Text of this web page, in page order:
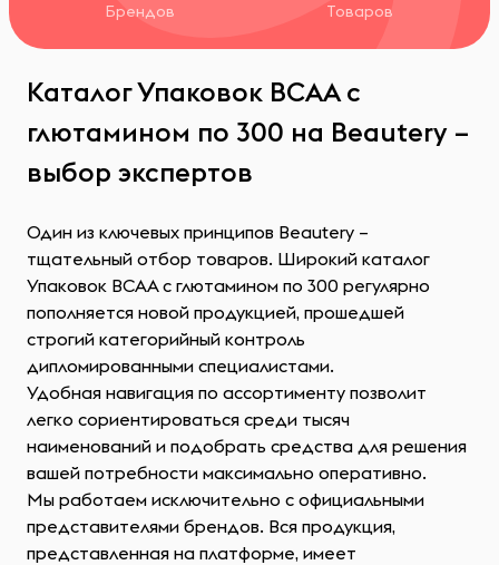
Брендов Товаров
Каталог Упаковок ВСАА с
глютамином по 300 на Beautery –
выбор экспертов
Один из ключевых принципов Beautery –
тщательный отбор товаров. Широкий каталог
Упаковок ВСАА с глютамином по 300 регулярно
пополняется новой продукцией, прошедшей
строгий категорийный контроль
дипломированными специалистами.
Удобная навигация по ассортименту позволит
легко сориентироваться среди тысяч
наименований и подобрать средства для решения
вашей потребности максимально оперативно.
Мы работаем исключительно с официальными
представителями брендов. Вся продукция,
представленная на платформе, имеет